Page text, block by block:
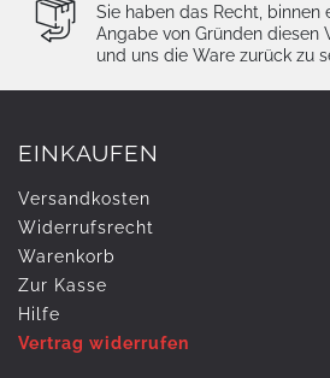
Sie haben das Recht, binnen
Angabe von Gründen diesen
und uns die Ware zurück zu
EINKAUFEN
Versandkosten
Widerrufs­recht
Warenkorb
Zur Kasse
Hilfe
Vertrag widerrufen